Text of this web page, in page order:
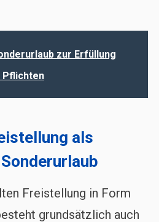
zur Erfüllung
als
Freistellung in Form
grundsätzlich auch